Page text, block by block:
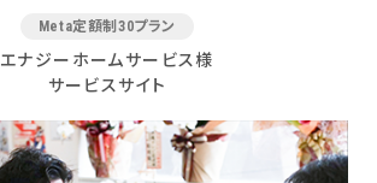
Meta定額制30プラン
エナジーホームサービス様
サービスサイト